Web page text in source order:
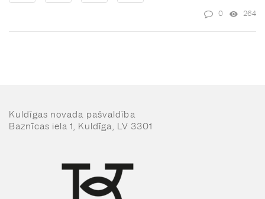
0 264
Kuldīgas novada pašvaldība
Baznīcas iela 1, Kuldīga, LV 3301